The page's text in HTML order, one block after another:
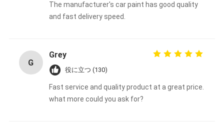
The manufacturer's car paint has good quality
and fast delivery speed.
G
Grey
役に立つ (130)
Fast service and quality product at a great price.
what more could you ask for?